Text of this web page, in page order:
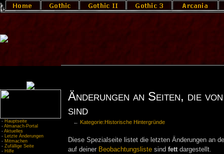
- Hauptseite
- Almanach-Portal
- Aktuelles
- Letzte Änderungen
- Mitmachen
- Zufällige Seite
- Hilfe
Änderungen an Seiten, die
sind
← Kategorie:Historische Hintergründe
Diese Spezialseite listet die letzten Änderungen an
auf deiner Beobachtungslistesind fettdargestellt.